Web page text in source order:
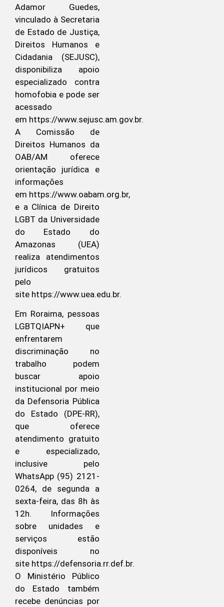
Adamor Guedes,
vinculado à Secretaria
de Estado de Justiça,
Direitos Humanos e
Cidadania (SEJUSC),
disponibiliza apoio
especializado contra
homofobia e pode ser
acessado
em https://www.sejusc.am.gov.br.
A Comissão de
Direitos Humanos da
OAB/AM oferece
orientação jurídica e
informações
em https://www.oabam.org.br,
e a Clínica de Direito
LGBT da Universidade
do Estado do
Amazonas (UEA)
realiza atendimentos
jurídicos gratuitos
pelo
site https://www.uea.edu.br.
Em Roraima, pessoas
LGBTQIAPN+ que
enfrentarem
discriminação no
trabalho podem
buscar apoio
institucional por meio
da Defensoria Pública
do Estado (DPE-RR),
que oferece
atendimento gratuito
e especializado,
inclusive pelo
WhatsApp (95) 2121-
0264, de segunda a
sexta-feira, das 8h às
12h. Informações
sobre unidades e
serviços estão
disponíveis no
site https://defensoria.rr.def.br.
O Ministério Público
do Estado também
recebe denúncias por